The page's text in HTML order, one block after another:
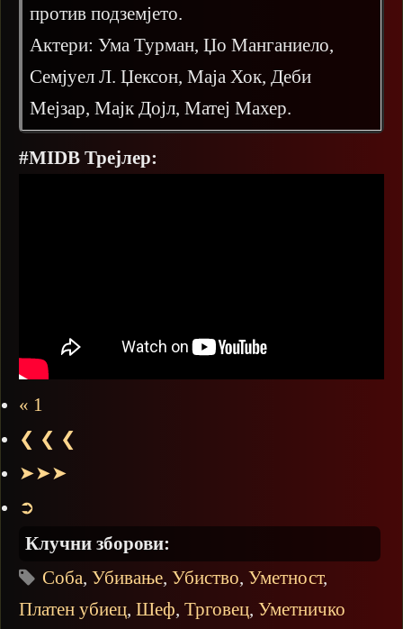
против подземјето.
Актери: Ума Турман, Џо Манганиело,
Семјуел Л. Џексон, Маја Хок, Деби
Мејзар, Мајк Дојл, Матеј Махер.
#MIDB Трејлер:
« 1
❮ ❮ ❮
➤➤➤
➲
Клучни зборови:
Соба, Убивање, Убиство, Уметност,
Платен убиец, Шеф, Трговец, Уметничко